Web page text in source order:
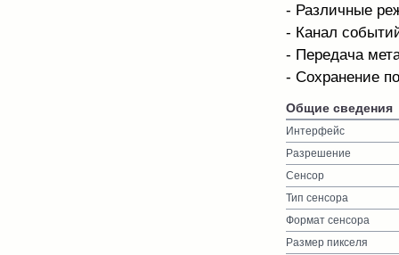
- Различные
- Канал
- Передача
- Сохранение
Общие сведения
Интерфейс
Разрешение
Сенсор
Тип сенсора
Формат сенсора
Размер пикселя